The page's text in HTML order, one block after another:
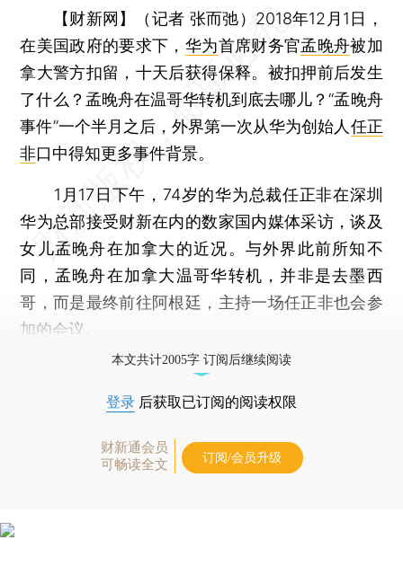
【财新网】（记者 张而弛） 2018年12月1日，
在美国政府的要求下， 华为首席财务官孟晚舟被加
拿大警方扣留，十天后获得保释。被扣押前后发生
了什么？孟晚舟在温哥华转机到底去哪儿？“孟晚舟
事件”一个半月之后，外界第一次从华为创始人 任正
非口中得知更多事件背景。
1月17日下午，74岁的华为总裁任正非在深圳
华为总部接受财新在内的数家国内媒体采访，谈及
女儿孟晚舟在加拿大的近况。与外界此前所知不
同，孟晚舟在加拿大温哥华转机，并非是去墨西
哥，而是最终前往阿根廷，主持一场任正非也会参
加的会议。
本文共计2005字 订阅后继续阅读
登录 后获取已订阅的阅读权限
财新通会员
可畅读全文
订阅/会员升级